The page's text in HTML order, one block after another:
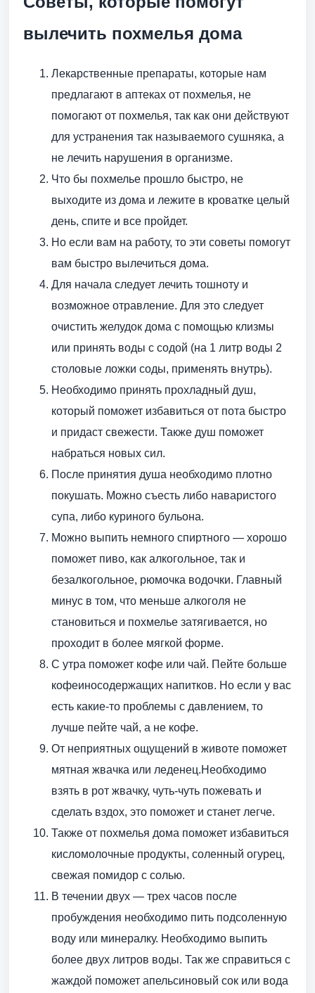
вылечить похмелья дома
Лекарственные препараты, которые нам
предлагают в аптеках от похмелья, не
помогают от похмелья, так как они действуют
для устранения так называемого сушняка, а
не лечить нарушения в организме.
Что бы похмелье прошло быстро, не
выходите из дома и лежите в кроватке целый
день, спите и все пройдет.
Но если вам на работу, то эти советы помогут
вам быстро вылечиться дома.
Для начала следует лечить тошноту и
возможное отравление. Для это следует
очистить желудок дома с помощью клизмы
или принять воды с содой (на 1 литр воды 2
столовые ложки соды, применять внутрь).
Необходимо принять прохладный душ,
который поможет избавиться от пота быстро
и придаст свежести. Также душ поможет
набраться новых сил.
После принятия душа необходимо плотно
покушать. Можно съесть либо наваристого
супа, либо куриного бульона.
Можно выпить немного спиртного — хорошо
поможет пиво, как алкогольное, так и
безалкогольное, рюмочка водочки. Главный
минус в том, что меньше алкоголя не
становиться и похмелье затягивается, но
проходит в более мягкой форме.
С утра поможет кофе или чай. Пейте больше
кофеиносодержащих напитков. Но если у вас
есть какие-то проблемы с давлением, то
лучше пейте чай, а не кофе.
От неприятных ощущений в животе поможет
мятная жвачка или леденец.Необходимо
взять в рот жвачку, чуть-чуть пожевать и
сделать вздох, это поможет и станет легче.
Также от похмелья дома поможет избавиться
кисломолочные продукты, соленный огурец,
свежая помидор с солью.
В течении двух — трех часов после
пробуждения необходимо пить подсоленную
воду или минералку. Необходимо выпить
более двух литров воды. Так же справиться с
жаждой поможет апельсиновый сок или вода